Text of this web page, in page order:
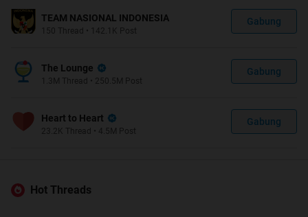
TEAM NASIONAL INDONESIA
150 Thread • 142.1K Post
Gabung
The Lounge
1.3M Thread • 250.5M Post
Gabung
Heart to Heart
23.2K Thread • 4.5M Post
Gabung
Hot Threads